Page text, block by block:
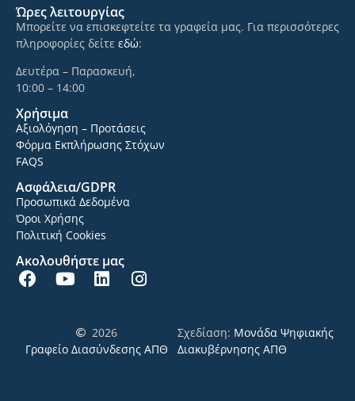
Ώρες λειτουργίας
Μπορείτε να επισκεφτείτε τα γραφεία μας. Για περισσότερες
πληροφορίες δείτε εδώ:
Δευτέρα – Παρασκευή,
10:00 – 14:00
Χρήσιμα
Αξιολόγηση – Προτάσεις
Φόρμα Εκπλήρωσης Στόχων
FAQS
Ασφάλεια/GDPR
Προσωπικά Δεδομένα
Όροι Χρήσης
Πολιτική Cookies
Ακολουθήστε μας
2026
Γραφείο Διασύνδεσης ΑΠΘ
Σχεδίαση: Μονάδα Ψηφιακής
Διακυβέρνησης ΑΠΘ